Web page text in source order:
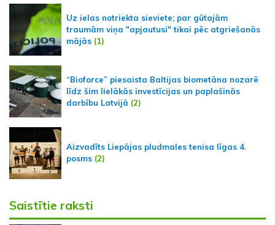
Uz ielas notriekta sieviete; par gūtajām
traumām viņa "apjautusi" tikai pēc atgriešanās
mājās (1)
“Bioforce” piesaista Baltijas biometāna nozarē
līdz šim lielākās investīcijas un paplašinās
darbību Latvijā (2)
Aizvadīts Liepājas pludmales tenisa līgas 4.
posms (2)
Saistītie raksti